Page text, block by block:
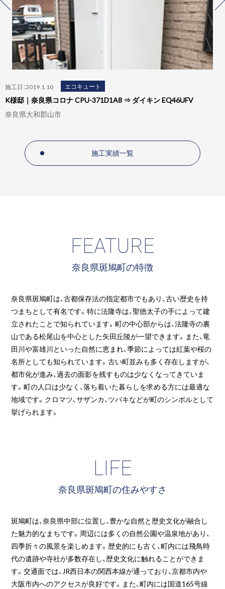
施工日：2019.1.10 エコキュート
K様邸｜奈良県コロナ CPU-371D1A8 ⇒ ダイキン EQ46UFV
奈良県大和郡山市
施工実績一覧
FEATURE
奈良県斑鳩町の特徴
奈良県斑鳩町は、古都保存法の指定都市でもあり、古い歴史を持
つまちとして有名です。特に法隆寺は、聖徳太子の手によって建
立されたことで知られています。町の中心部からは、法隆寺の裏
山である松尾山を中心とした矢田丘陵が一望できます。また、竜
田川や富雄川といった自然に恵まれ、季節によっては紅葉や桜の
名所としても知られています。古い町並みも多く存在しますが、
都市化が進み、過去の面影を残すものは少なくなってきていま
す。町の人口は少なく、落ち着いた暮らしを求める方には最適な
地域です。クロマツ、サザンカ、ツバキなどが町のシンボルとして
挙げられます。
LIFE
奈良県斑鳩町の住みやすさ
斑鳩町は、奈良県中部に位置し、豊かな自然と歴史文化が融合し
た魅力的なまちです。周辺には多くの自然公園や温泉地があり、
四季折々の風景を楽しめます。歴史的にも古く、町内には飛鳥時
代の遺跡や寺社が多数存在し、歴史文化に触れることができま
す。交通面では、JR西日本の関西本線が通っており、京都市内や
大阪市内へのアクセスが良好です。また、町内には国道165号線